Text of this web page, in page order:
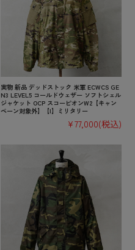
実物 新品 デッドストック 米軍 ECWCS GE
N3 LEVEL5 コールドウェザー ソフトシェル
ジャケット OCP スコーピオンW2【キャン
ペーン対象外】【I】ミリタリー
¥77,000(税込)